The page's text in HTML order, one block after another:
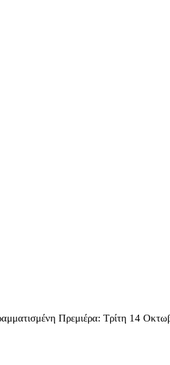
Πρεμιέρα: Τρίτη 14